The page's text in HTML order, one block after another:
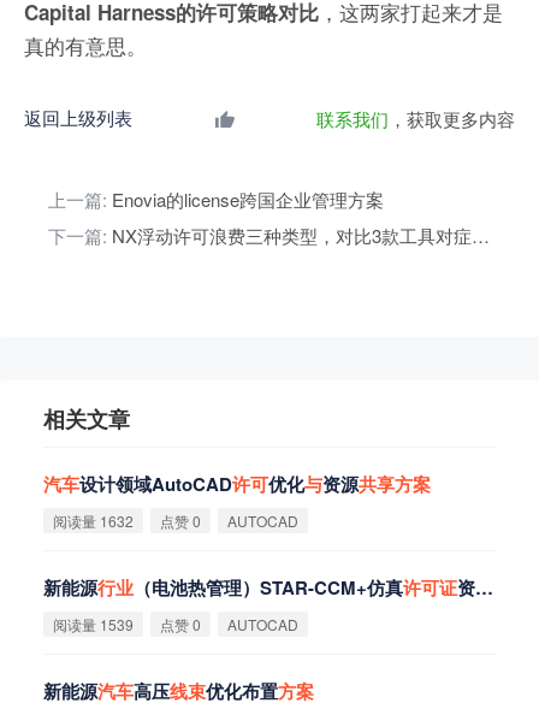
Capital Harness的许可策略对比 ，这两家打起来才是
真的有意思。
返回上级列表 联系我们 ，获取更多内容
上一篇: Enovia的license跨国企业管理方案
下一篇:
NX浮动许可浪费三种类型，对比3款工具对症下药
相关文章
汽车设计领域AutoCAD许可优化与资源共享方案
阅读量 1632 点赞 0 AUTOCAD
新能源行业 （电池热管理）STAR-CCM+仿真许可证资源
阅读量 1539 点赞 0 AUTOCAD
新能源汽车高压线束优化布置方案